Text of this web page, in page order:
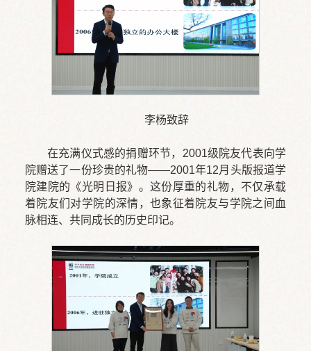
李杨致辞
在充满仪式感的捐赠环节，2001级院友代表向学
院赠送了一份珍贵的礼物——2001年12月头版报道学
院建院的《光明日报》。这份厚重的礼物，不仅承载
着院友们对学院的深情，也象征着院友与学院之间血
脉相连、共同成长的历史印记。